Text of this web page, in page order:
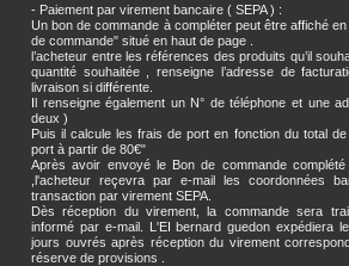
- Paiement par virement bancaire ( SEPA ) :
Un bon de commande à compléter peut être affiché
de commande" situé en haut de page .
l’acheteur entre les références des produits qu’il
quantité souhaitée , renseigne l’adresse de
livraison si différente.
Il renseigne également un N° de téléphone et une
deux )
Puis il calcule les frais de port en fonction du total
port à partir de 80€"
Après avoir envoyé le Bon de commande
,l'acheteur reçevra par e-mail les coordonnées
transaction par virement SEPA.
Dès réception du virement, la commande sera
informé par e-mail. L'EI bernard guedon expédiera
jours ouvrés après réception du virement
réserve de provisions .